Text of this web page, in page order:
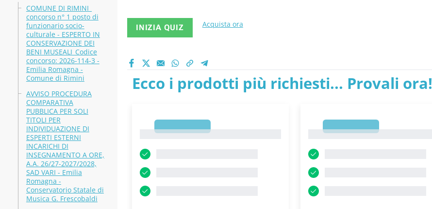
COMUNE DI RIMINI_
concorso n° 1 posto di
funzionario socio-
culturale - ESPERTO IN
CONSERVAZIONE DEI
BENI MUSEALI_Codice
concorso: 2026-114-3 -
Emilia Romagna -
Comune di Rimini
AVVISO PROCEDURA
COMPARATIVA
PUBBLICA PER SOLI
TITOLI PER
INDIVIDUAZIONE DI
ESPERTI ESTERNI
INCARICHI DI
INSEGNAMENTO A ORE,
A.A. 26/27-2027/2028,
SAD VARI - Emilia
Romagna -
Conservatorio Statale di
Musica G. Frescobaldi
INIZIA QUIZ Acquista ora
Ecco i prodotti più richiesti... Provali ora!